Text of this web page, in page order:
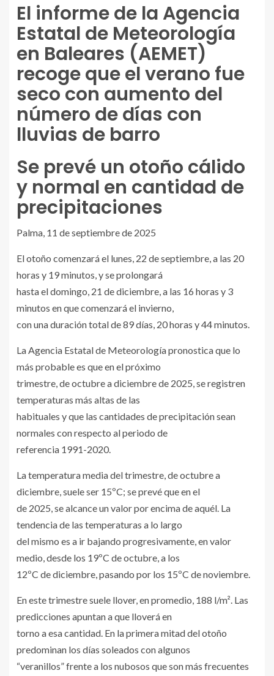
El informe de la Agencia
Estatal de Meteorología
en Baleares (AEMET)
recoge que el verano fue
seco con aumento del
número de días con
lluvias de barro
Se prevé un otoño cálido
y normal en cantidad de
precipitaciones
Palma, 11 de septiembre de 2025
El otoño comenzará el lunes, 22 de septiembre, a las 20
horas y 19 minutos, y se prolongará
hasta el domingo, 21 de diciembre, a las 16 horas y 3
minutos en que comenzará el invierno,
con una duración total de 89 días, 20 horas y 44 minutos.
La Agencia Estatal de Meteorología pronostica que lo
más probable es que en el próximo
trimestre, de octubre a diciembre de 2025, se registren
temperaturas más altas de las
habituales y que las cantidades de precipitación sean
normales con respecto al periodo de
referencia 1991-2020.
La temperatura media del trimestre, de octubre a
diciembre, suele ser 15ºC; se prevé que en el
de 2025, se alcance un valor por encima de aquél. La
tendencia de las temperaturas a lo largo
del mismo es a ir bajando progresivamente, en valor
medio, desde los 19ºC de octubre, a los
12ºC de diciembre, pasando por los 15ºC de noviembre.
En este trimestre suele llover, en promedio, 188 l/m². Las
predicciones apuntan a que lloverá en
torno a esa cantidad. En la primera mitad del otoño
predominan los días soleados con algunos
“veranillos” frente a los nubosos que son más frecuentes